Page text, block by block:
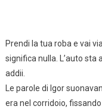
Prendi la tua roba e vai
significa nulla. L’auto
addii.
Le parole di Igor
era nel corridoio,